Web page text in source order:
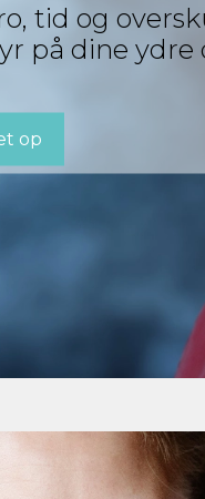
tid og
på dine ydre
op